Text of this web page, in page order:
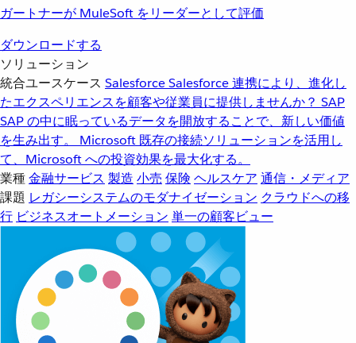
ガートナーが MuleSoft をリーダーとして評価
ダウンロードする
ソリューション
統合ユースケース SalesforceSalesforce 連携により、進化し
たエクスペリエンスを顧客や従業員に提供しませんか？ SAP
SAP の中に眠っているデータを開放することで、新しい価値
を生み出す。
Microsoft 既存の接続ソリューションを活用し
て、Microsoft への投資効果を最大化する。
業種金融サービス 製造 小売 保険 ヘルスケア 通信・メディア
課題 レガシーシステムのモダナイゼーション クラウドへの移
行 ビジネスオートメーション 単一の顧客ビュー